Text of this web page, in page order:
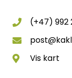
(+47) 992
Vis kart